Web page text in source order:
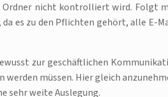
Ordner nicht kontrolliert wird. Folgt
es zu den Pflichten gehört, alle E-
zur geschäftlichen
werden müssen. Hier gleich
sehr weite Auslegung.